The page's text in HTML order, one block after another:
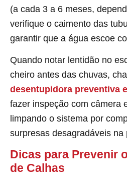
(a cada 3 a 6 meses,
verifique o caimento das
garantir que a água escoe
Quando notar lentidão no
cheiro antes das chuvas,
desentupidora preventiva
fazer inspeção com câmera
limpando o sistema por
surpresas desagradáveis na
Dicas para Prevenir
de Calhas